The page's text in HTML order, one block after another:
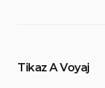
Tikaz A Voyaj